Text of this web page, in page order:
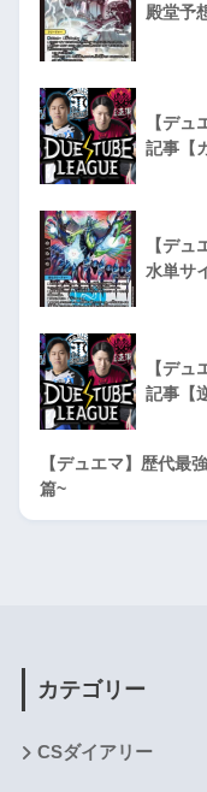
殿堂予
【デ
記事【
【デ
水単サ
【デ
記事【
【デュエマ】歴代最
篇~
カテゴリー
CSダイアリー